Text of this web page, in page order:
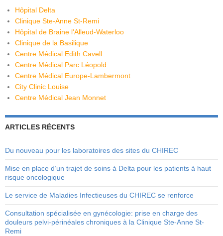
Hôpital Delta
Clinique Ste-Anne St-Remi
Hôpital de Braine l'Alleud-Waterloo
Clinique de la Basilique
Centre Médical Edith Cavell
Centre Médical Parc Léopold
Centre Médical Europe-Lambermont
City Clinic Louise
Centre Médical Jean Monnet
ARTICLES RÉCENTS
Du nouveau pour les laboratoires des sites du CHIREC
Mise en place d’un trajet de soins à Delta pour les patients à haut
risque oncologique
Le service de Maladies Infectieuses du CHIREC se renforce
Consultation spécialisée en gynécologie: prise en charge des
douleurs pelvi-périnéales chroniques à la Clinique Ste-Anne St-
Remi